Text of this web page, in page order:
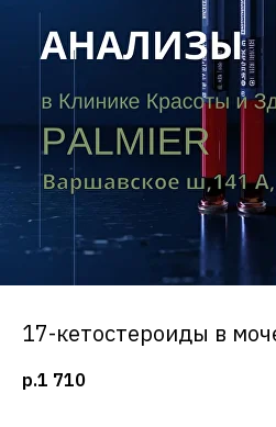
17-кетостероиды в
р.1 710